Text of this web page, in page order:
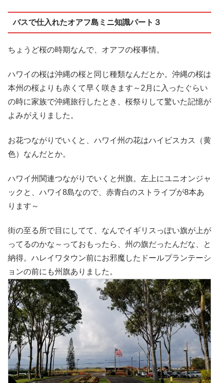
バスで仕入れたオアフ島ミニ知識パート３
ちょうど桜の時期なんで、オアフの桜事情。
ハワイの桜は沖縄の桜と同じ種類なんだとか。沖縄の桜は
本州の桜よりも赤くて早く咲きます～2月に入ったぐらい
の時に家族で沖縄旅行したとき、桜祭りして驚いた記憶が
よみがえりました。
お花つながりでいくと、ハワイ州の花はハイビスカス（黄
色）なんだとか。
ハワイ州関連つながりでいくと州旗。左上にユニオンジャ
ックと、ハワイ8島なので、赤青白のストライプが8本あ
ります～
街の至る所で目にしてて、なんでイギリスっぽい旗が上が
ってるのかな～っておもったら、州の旗だったんだな、と
納得。ハレイワタウン前にお邪魔したドールプランテーシ
ョンの前にも州旗ありました。